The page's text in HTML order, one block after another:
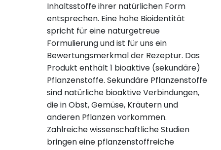
Inhaltsstoffe ihrer natürlichen Form
entsprechen. Eine hohe Bioidentität
spricht für eine naturgetreue
Formulierung und ist für uns ein
Bewertungsmerkmal der Rezeptur. Das
Produkt enthält 1 bioaktive (sekundäre)
Pflanzenstoffe. Sekundäre Pflanzenstoffe
sind natürliche bioaktive Verbindungen,
die in Obst, Gemüse, Kräutern und
anderen Pflanzen vorkommen.
Zahlreiche wissenschaftliche Studien
bringen eine pflanzenstoffreiche